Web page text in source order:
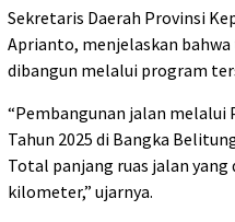
Sekretaris Daerah Provinsi
Aprianto, menjelaskan
dibangun melalui program
“Pembangunan jalan melalui
Tahun 2025 di Bangka
Total panjang ruas jalan
kilometer,” ujarnya.